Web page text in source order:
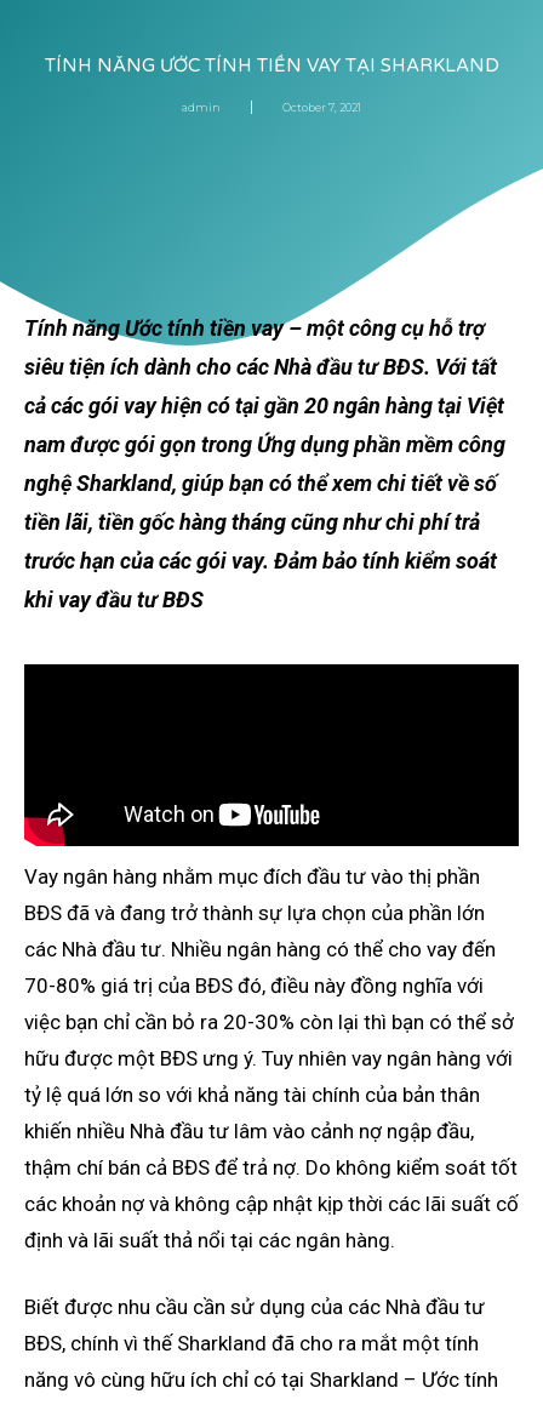
TÍNH NĂNG ƯỚC TÍNH TIỀN VAY TẠI SHARKLAND
admin October 7, 2021
Tính năng Ước tính tiền vay – một công cụ hỗ trợ
siêu tiện ích dành cho các Nhà đầu tư BĐS. Với tất
cả các gói vay hiện có tại gần 20 ngân hàng tại Việt
nam được gói gọn trong Ứng dụng phần mềm công
nghệ Sharkland, giúp bạn có thể xem chi tiết về số
tiền lãi, tiền gốc hàng tháng cũng như chi phí trả
trước hạn của các gói vay. Đảm bảo tính kiểm soát
khi vay đầu tư BĐS
Vay ngân hàng nhằm mục đích đầu tư vào thị phần
BĐS đã và đang trở thành sự lựa chọn của phần lớn
các Nhà đầu tư. Nhiều ngân hàng có thể cho vay đến
70-80% giá trị của BĐS đó, điều này đồng nghĩa với
việc bạn chỉ cần bỏ ra 20-30% còn lại thì bạn có thể sở
hữu được một BĐS ưng ý. Tuy nhiên vay ngân hàng với
tỷ lệ quá lớn so với khả năng tài chính của bản thân
khiến nhiều Nhà đầu tư lâm vào cảnh nợ ngập đầu,
thậm chí bán cả BĐS để trả nợ. Do không kiểm soát tốt
các khoản nợ và không cập nhật kịp thời các lãi suất cố
định và lãi suất thả nổi tại các ngân hàng.
Biết được nhu cầu cần sử dụng của các Nhà đầu tư
BĐS, chính vì thế Sharkland đã cho ra mắt một tính
năng vô cùng hữu ích chỉ có tại Sharkland – Ước tính